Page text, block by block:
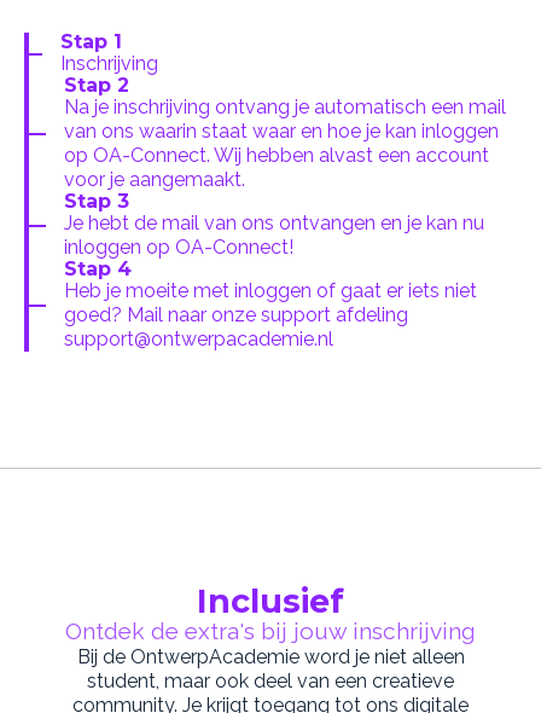
Stap 1
Inschrijving
Stap 2
Na je inschrijving ontvang je automatisch een mail
van ons waarin staat waar en hoe je kan inloggen
op OA-Connect. Wij hebben alvast een account
voor je aangemaakt.
Stap 3
Je hebt de mail van ons ontvangen en je kan nu
inloggen op OA-Connect!
Stap 4
Heb je moeite met inloggen of gaat er iets niet
goed? Mail naar onze support afdeling
support@ontwerpacademie.nl
Inclusief
Ontdek de extra's bij jouw inschrijving
Bij de OntwerpAcademie word je niet alleen
student, maar ook deel van een creatieve
community. Je krijgt toegang tot ons digitale